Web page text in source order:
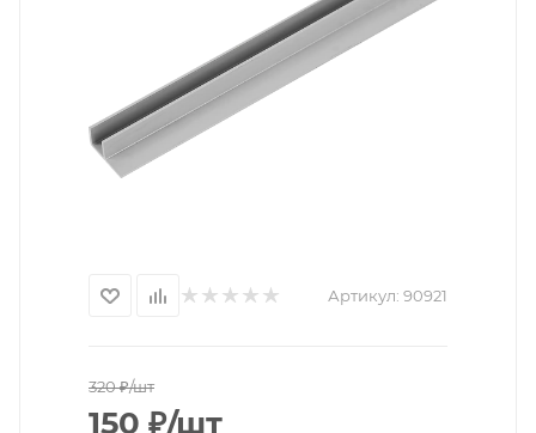
Артикул: 90921
320₽/шт
150 ₽/шт